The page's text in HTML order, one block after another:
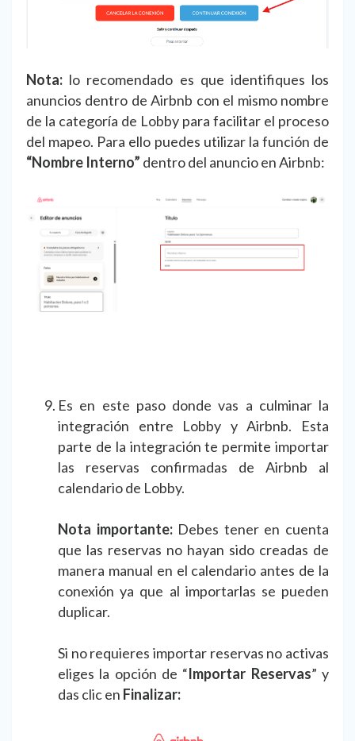
Nota: lo recomendado es que identifiques los
anuncios dentro de Airbnb con el mismo nombre
de la categoría de Lobby para facilitar el proceso
del mapeo. Para ello puedes utilizar la función de
“Nombre Interno” dentro del anuncio en Airbnb:
Es en este paso donde vas a culminar la
integración entre Lobby y Airbnb. Esta
parte de la integración te permite importar
las reservas confirmadas de Airbnb al
calendario de Lobby.
Nota importante:Debes tener en cuenta
que las reservas no hayan sido creadas de
manera manual en el calendario antes de la
conexión ya que al importarlas se pueden
duplicar.
Si no requieres importar reservas no activas
eliges la opción de “Importar Reservas” y
das clic en Finalizar: